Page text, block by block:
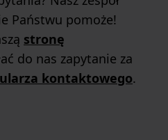
Państwu pomoże!
stronę
do nas zapytanie za
kontaktowego.